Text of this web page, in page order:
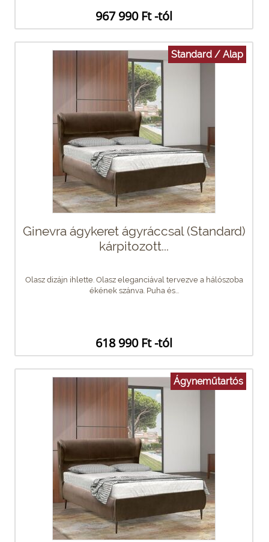
967 990 Ft -tól
Standard / Alap
Ginevra ágykeret ágyráccsal (Standard)
kárpitozott...
Olasz dizájn ihlette. Olasz eleganciával tervezve a hálószoba
ékének szánva. Puha és...
618 990 Ft -tól
Ágyneműtartós